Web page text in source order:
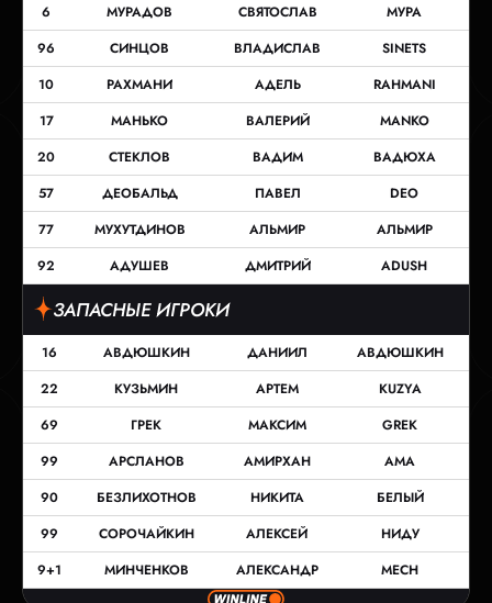
6
МУРАДОВ СВЯТОСЛАВ
МУРА
96
СИНЦОВ ВЛАДИСЛАВ
SINETS
10
РАХМАНИ АДЕЛЬ
RAHMANI
17
МАНЬКО ВАЛЕРИЙ
MANKO
20
СТЕКЛОВ ВАДИМ
ВАДЮХА
57
ДЕОБАЛЬД ПАВЕЛ
DEO
77
МУХУТДИНОВ АЛЬМИР
АЛЬМИР
92
АДУШЕВ ДМИТРИЙ ADUSH
ЗАПАСНЫЕ ИГРОКИ
16 АВДЮШКИН ДАНИИЛ
АВДЮШКИН
22
КУЗЬМИН АРТЕМ
KUZYA
69
ГРЕК МАКСИМ
GREK
99
АРСЛАНОВ АМИРХАН
AMA
90
БЕЗЛИХОТНОВ НИКИТА
БЕЛЫЙ
99
СОРОЧАЙКИН АЛЕКСЕЙ
НИДУ
9+1
МИНЧЕНКОВ АЛЕКСАНДР MECH